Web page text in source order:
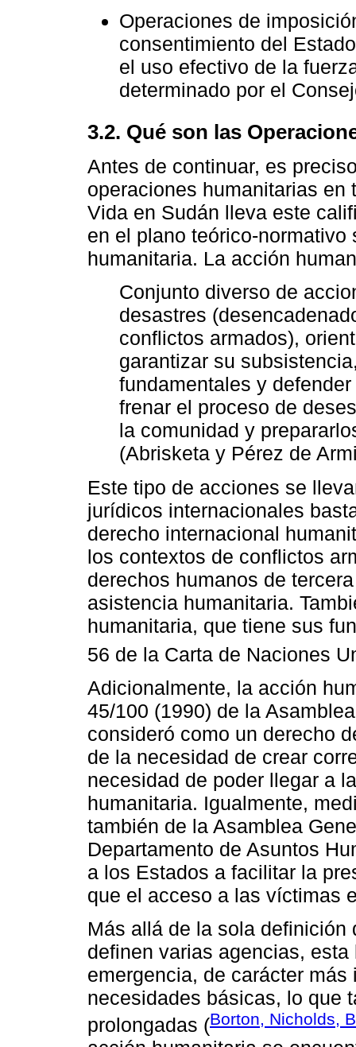
Operaciones de
consentimiento del
el uso efectivo de la
determinado por el
3.2. Qué son las
Antes de continuar, es
operaciones humanitarias
Vida en Sudán lleva este
en el plano teórico-
humanitaria. La acción
Conjunto diverso de
desastres
conflictos armados),
garantizar su
fundamentales y
frenar el proceso de
la comunidad y
(Abrisketa y Pérez de
Este tipo de acciones se
jurídicos internacionales
derecho internacional
los contextos de conflictos
derechos humanos de
asistencia humanitaria.
humanitaria, que tiene sus
56 de la Carta de Naciones
Adicionalmente, la acción
45/100 (1990) de la
consideró como un derecho
de la necesidad de crear
necesidad de poder llegar a
humanitaria. Igualmente,
también de la Asamblea
Departamento de Asuntos
a los Estados a facilitar la
que el acceso a las víctimas
Más allá de la sola
definen varias agencias,
emergencia, de carácter
necesidades básicas, lo que
prolongadas (Borton, Nicholds,